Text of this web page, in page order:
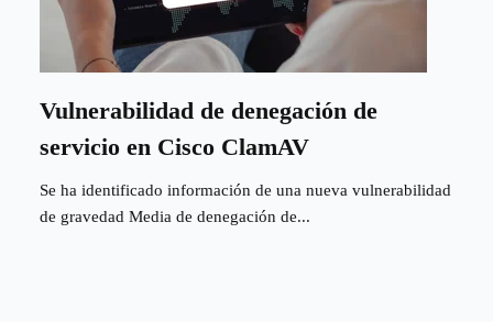
Vulnerabilidad de denegación de
servicio en Cisco ClamAV
Se ha identificado información de una nueva vulnerabilidad
de gravedad Media de denegación de...